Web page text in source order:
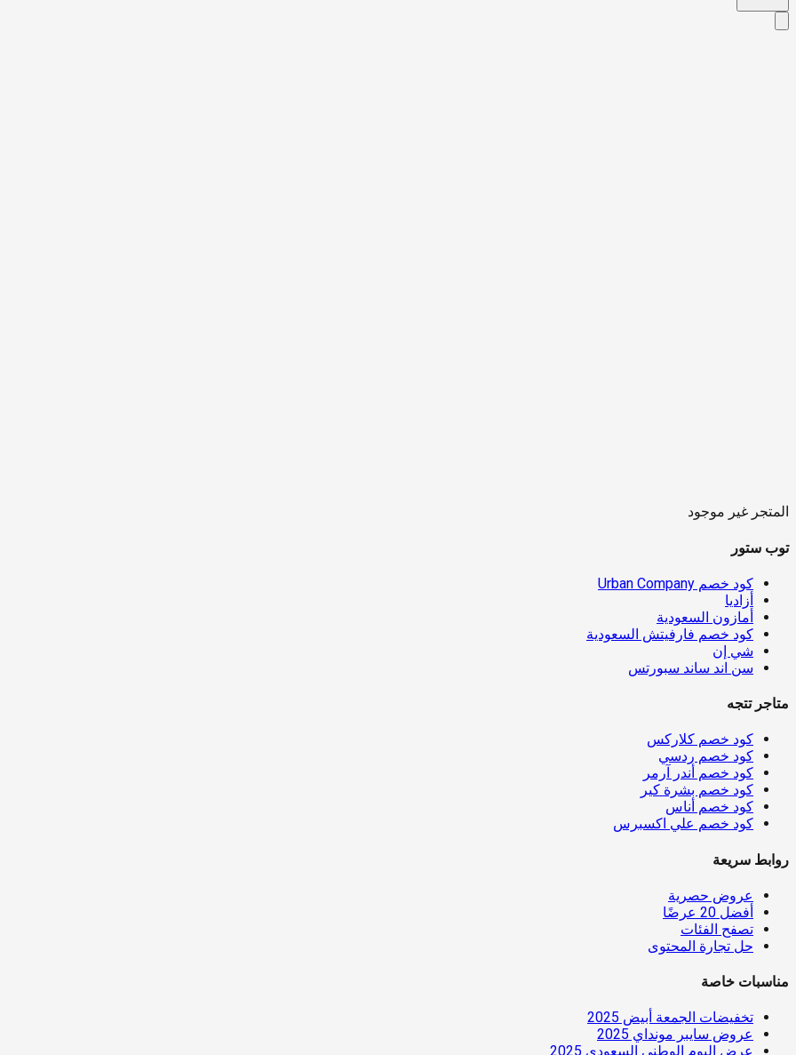
المتجر غير موجود
توب ستور
كود خصم Urban Company
أزاديا
أمازون السعودية
كود خصم فارفيتش السعودية
شي إن
سن اند ساند سبورتس
متاجر تتجه
كود خصم كلاركس
كود خصم ردسي
كود خصم أندر آرمر
كود خصم بشرة كير
كود خصم أناس
كود خصم علي اكسبرس
روابط سريعة
عروض حصرية
أفضل 20 عرضًا
تصفح الفئات
حل تجارة المحتوى
مناسبات خاصة
تخفيضات الجمعة أبيض 2025
عروض سايبر مونداي 2025
عرض اليوم الوطني السعودي 2025